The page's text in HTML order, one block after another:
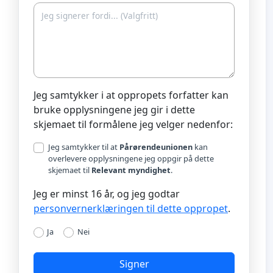
Jeg samtykker i at oppropets forfatter kan
bruke opplysningene jeg gir i dette
skjemaet til formålene jeg velger nedenfor:
Jeg samtykker til at Pårørendeunionen kan
overlevere opplysningene jeg oppgir på dette
skjemaet til Relevant myndighet.
Jeg er minst 16 år, og jeg godtar
personvernerklæringen til dette oppropet.
Ja Nei
Signer